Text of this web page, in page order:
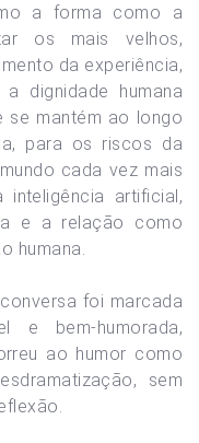
a forma como a
os mais velhos,
da experiência,
dignidade humana
se mantém ao longo
para os riscos da
cada vez mais
artificial,
e a relação como
humana.
foi marcada
e bem-humorada,
ao humor como
sem